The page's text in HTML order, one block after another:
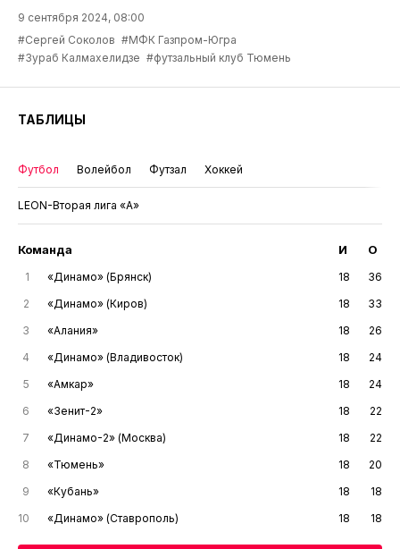
9 сентября 2024, 08:00
#Сергей Соколов #МФК Газпром-Югра
#Зураб Калмахелидзе #футзальный клуб Тюмень
ТАБЛИЦЫ
Футбол Волейбол Футзал Хоккей
LEON-Вторая лига «А»
Команда И О
1 «Динамо» (Брянск) 18
36
2
«Динамо» (Киров) 18
33
3
«Алания» 18
26
4
«Динамо» (Владивосток) 18
24
5
«Амкар» 18
24
6
«Зенит-2» 18
22
7
«Динамо-2» (Москва) 18
22
8
«Тюмень» 18
20
9
«Кубань» 18
18
10
«Динамо» (Ставрополь) 18 18